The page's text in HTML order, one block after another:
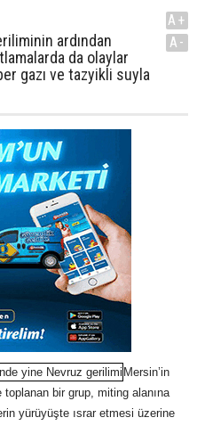
ardından
da olaylar
gazı ve tazyikli suyla
A+
A-
Mersin’in
bir grup, miting alanına
yürüyüşte ısrar etmesi üzerine